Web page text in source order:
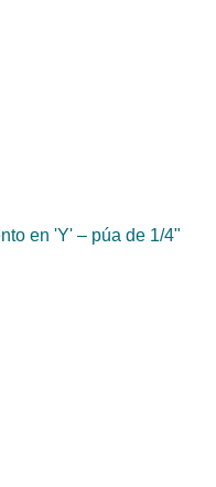
en 'Y' – púa de 1/4"